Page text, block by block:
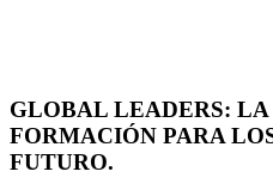
GLOBAL LEADERS:
FORMACIÓN PARA
FUTURO.